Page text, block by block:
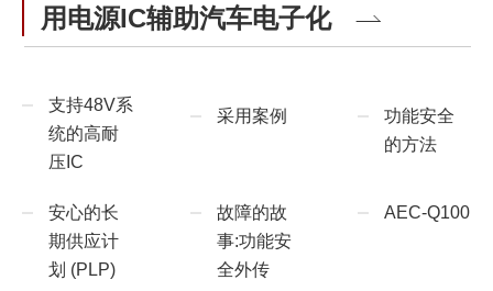
用电源IC辅助汽车电子化
支持48V系
统的高耐
压IC
采用案例
功能安全
的方法
安心的长
期供应计
划 (PLP)
故障的故
事:功能安
全外传
AEC-Q100